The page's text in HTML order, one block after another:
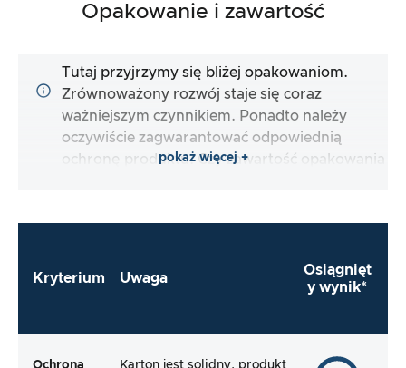
Opakowanie i zawartość
Tutaj przyjrzymy się bliżej opakowaniom.
Zrównoważony rozwój staje się coraz
ważniejszym czynnikiem. Ponadto należy
oczywiście zagwarantować odpowiednią
ochronę produktu. Czy zawartość opakowania
produktu?
pokaż więcej +
Kryterium Uwaga
Osiągnięt
y wynik*